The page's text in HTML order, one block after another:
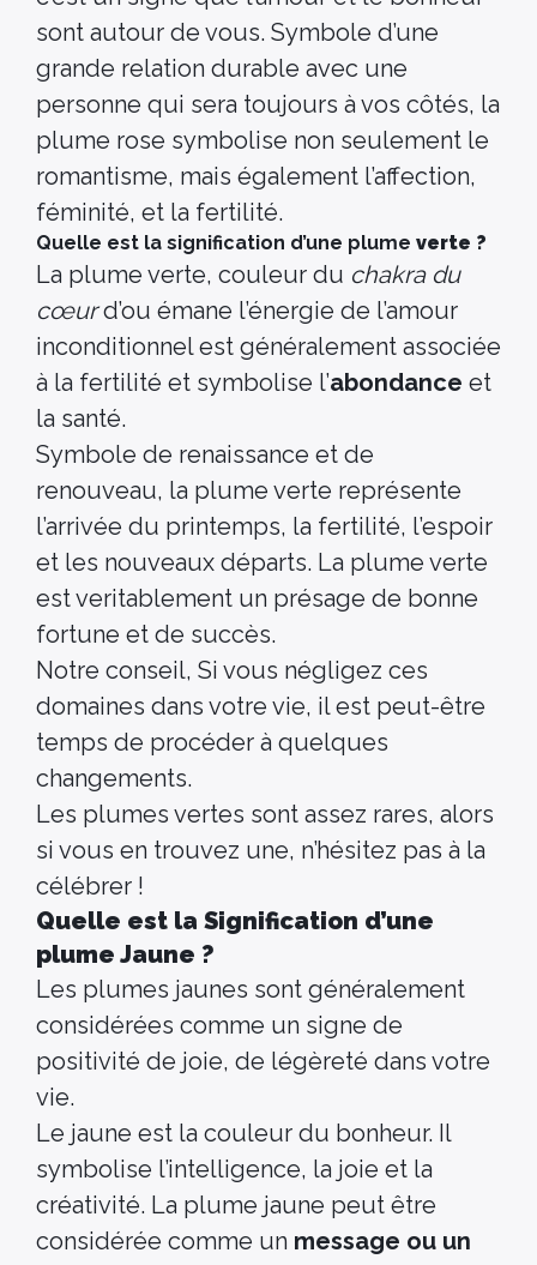
sont autour de vous. Symbole d’une
grande relation durable avec une
personne qui sera toujours à vos côtés, la
plume rose symbolise non seulement le
romantisme, mais également l’affection,
féminité, et la fertilité.
Quelle est la signification d’une plume verte ?
La plume verte, couleur du chakra du
cœurd’ou émane l’énergie de l’amour
inconditionnel est généralement associée
à la fertilité et symbolise l’abondance et
la santé.
Symbole de renaissance et de
renouveau, la plume verte représente
l’arrivée du printemps, la fertilité, l’espoir
et les nouveaux départs. La plume verte
est veritablement un présage de bonne
fortune et de succès.
Notre conseil, Si vous négligez ces
domaines dans votre vie, il est peut-être
temps de procéder à quelques
changements.
Les plumes vertes sont assez rares, alors
si vous en trouvez une, n’hésitez pas à la
célébrer !
Quelle est la Signification d’une
plume Jaune ?
Les plumes jaunes sont généralement
considérées comme un signe de
positivité de joie, de légèreté dans votre
vie.
Le jaune est la couleur du bonheur. Il
symbolise l’intelligence, la joie et la
créativité. La plume jaune peut être
considérée comme un message ou un